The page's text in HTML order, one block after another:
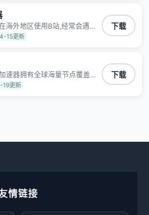
和监听
海外地区使用B站,经常会遇到B
蔽,缓冲卡顿等问题,使用我们
可加速解决各类网络问题,一键
15更新
下载
速器拥有全球海量节点覆盖，
，专为海外华人和留学生打
域限制，随时高速稳定低延迟
更新
下载
情链接